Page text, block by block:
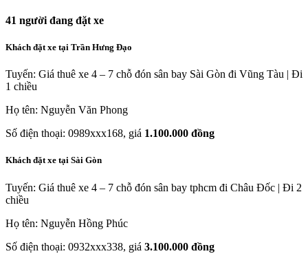
41 người đang đặt xe
Khách đặt xe tại Trần Hưng Đạo
Tuyến: Giá thuê xe 4 – 7 chỗ đón sân bay Sài Gòn đi Vũng Tàu | Đi
1 chiều
Họ tên: Nguyễn Văn Phong
Số điện thoại: 0989xxx168, giá 1.100.000 đồng
Khách đặt xe tại Sài Gòn
Tuyến: Giá thuê xe 4 – 7 chỗ đón sân bay tphcm đi Châu Đốc | Đi 2
chiều
Họ tên: Nguyễn Hồng Phúc
Số điện thoại: 0932xxx338, giá 3.100.000 đồng